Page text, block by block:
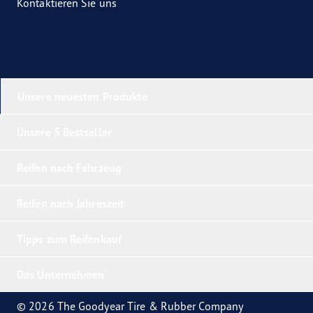
Kontaktieren Sie uns
© 2026 The Goodyear Tire & Rubber Company